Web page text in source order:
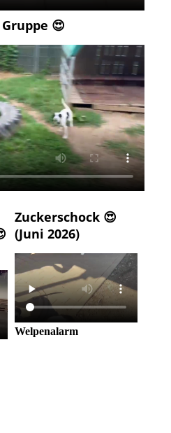
😍
Zuckerschock 😍
(Juni 2026)
Welpenalarm